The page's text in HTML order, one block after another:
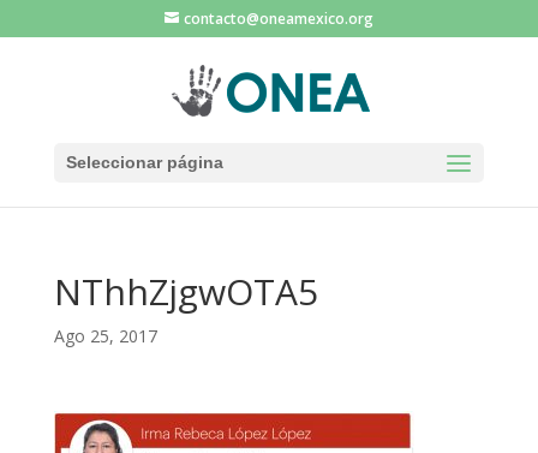
contacto@oneamexico.org
Seleccionar página
NThhZjgwOTA5
Ago 25, 2017